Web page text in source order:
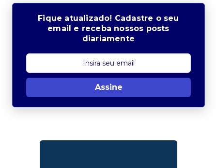
Fique atualizado! Cadastre o seu
email e receba nossos posts
diariamente
Assine